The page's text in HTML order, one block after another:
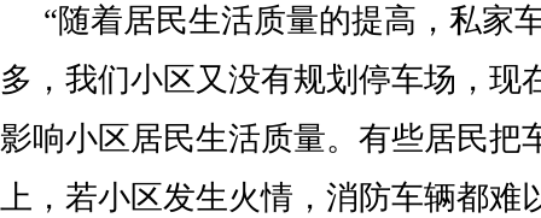
“随着居民生活质量的提高，私家
多，我们小区又没有规划停车场，现
影响小区居民生活质量。有些居民把
上，若小区发生火情，消防车辆都难